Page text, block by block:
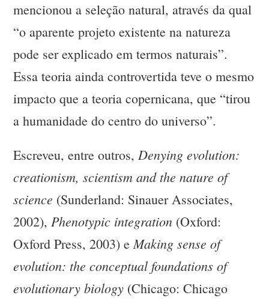
mencionou a seleção natural, através da qual
“o aparente projeto existente na natureza
pode ser explicado em termos naturais”.
Essa teoria ainda controvertida teve o mesmo
impacto que a teoria copernicana, que “tirou
a humanidade do centro do universo”.
Escreveu, entre outros,Denying evolution:
creationism, scientism and the nature of
science (Sunderland: Sinauer Associates,
2002),Phenotypic integration (Oxford:
Oxford Press, 2003) eMaking sense of
evolution: the conceptual foundations of
evolutionary biology (Chicago: Chicago